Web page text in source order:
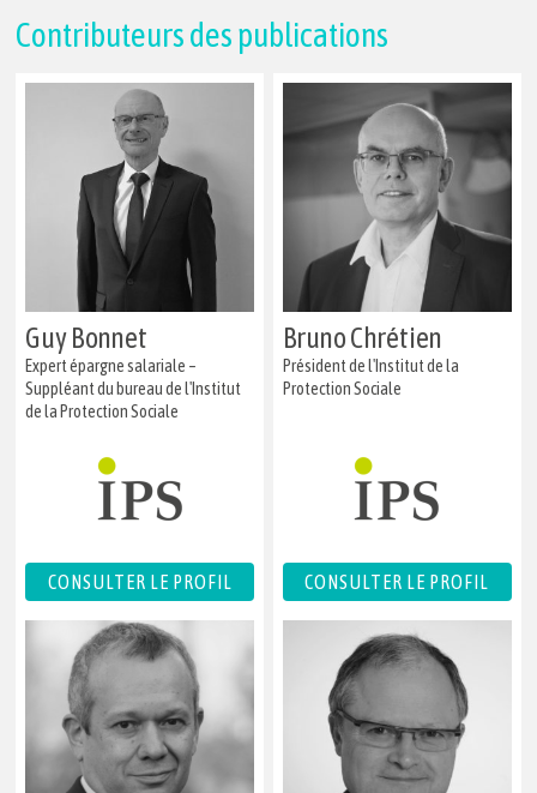
Contributeurs des publications
Guy Bonnet
Expert épargne salariale –
Suppléant du bureau de l'Institut
de la Protection Sociale
CONSULTER LE PROFIL
Bruno Chrétien
Président de l'Institut de la
Protection Sociale
CONSULTER LE PROFIL